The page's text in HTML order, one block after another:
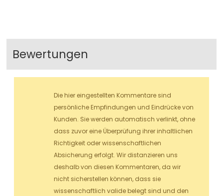
Bewertungen
Die hier eingestellten Kommentare sind
persönliche Empfindungen und Eindrücke von
Kunden. Sie werden automatisch verlinkt, ohne
dass zuvor eine Überprüfung ihrer inhaltlichen
Richtigkeit oder wissenschaftlichen
Absicherung erfolgt. Wir distanzieren uns
deshalb von diesen Kommentaren, da wir
nicht sicherstellen können, dass sie
wissenschaftlich valide belegt sind und den